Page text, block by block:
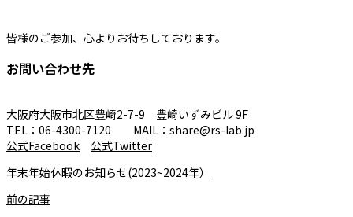
皆様のご参加、心よりお待ちしております。
お問い合わせ先
大阪府大阪市北区豊崎2-7-9 豊崎いずみビル 9F
TEL：06-4300-7120 MAIL：share@rs-lab.jp
公式Facebook
公式Twitter
年末年始休暇のお知らせ(2023~2024年）
前の記事